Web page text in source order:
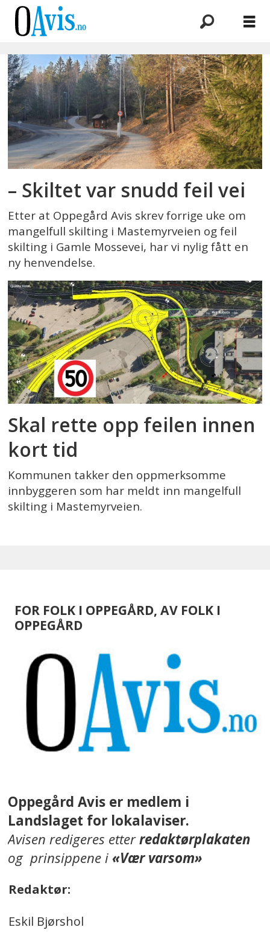
Emne:
mangelfull
skilting
– Skiltet var snudd feil vei
Etter at Oppegård Avis skrev forrige uke om
mangelfull skilting i Mastemyrveien og feil
skilting i Gamle Mossevei, har vi nylig fått en
ny henvendelse.
Skal rette opp feilen innen
kort tid
Kommunen takker den oppmerksomme
innbyggeren som har meldt inn mangelfull
skilting i Mastemyrveien.
FOR FOLK I OPPEGÅRD, AV FOLK I
OPPEGÅRD
Oppegård Avis er medlem i
Landslaget for lokalaviser.
Avisen redigeres etterredaktørplakaten
og prinsippene i«Vær varsom»
Redaktør:
Eskil Bjørshol